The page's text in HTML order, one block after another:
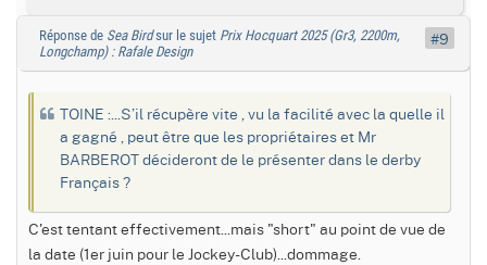
Réponse de Sea Birdsur le sujet Prix Hocquart 2025 (Gr3, 2200m,
Longchamp) : Rafale Design
TOINE :...S’il récupère vite , vu la facilité avec la quelle il
a gagné , peut être que les propriétaires et Mr
BARBEROT décideront de le présenter dans le derby
Français ?
C'est tentant effectivement...mais "short" au point de vue de
la date (1er juin pour le Jockey-Club)...dommage.
#9